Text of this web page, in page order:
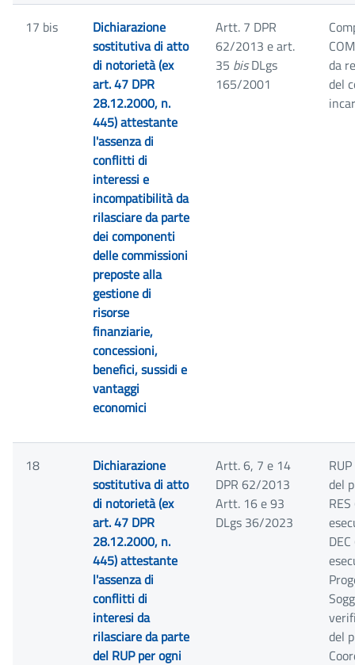
17 bis
Dichiarazione
sostitutiva di atto
di notorietà (ex
art. 47 DPR
28.12.2000, n.
445) attestante
l'assenza di
conflitti di
interessi e
incompatibilità da
rilasciare da parte
dei componenti
delle commissioni
preposte alla
gestione di
risorse
finanziarie,
concessioni,
benefici, sussidi e
vantaggi
economici
Artt. 7 DPR
62/2013 e art.
35 bisDLgs
165/2001
da
del
18
Dichiarazione
sostitutiva di atto
di notorietà (ex
art. 47 DPR
28.12.2000, n.
445) attestante
l'assenza di
conflitti di
interesi da
rilasciare da parte
del RUP per ogni
Artt. 6, 7 e 14
DPR 62/2013
Artt. 16 e 93
DLgs 36/2023
del
del